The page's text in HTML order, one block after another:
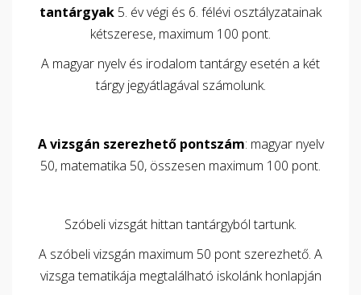
tantárgyak 5. év végi és 6. félévi osztályzatainak
kétszerese, maximum 100 pont.
A magyar nyelv és irodalom tantárgy esetén a két
tárgy jegyátlagával számolunk.
A vizsgán szerezhető pontszám: magyar nyelv
50, matematika 50, összesen maximum 100 pont.
Szóbeli vizsgát hittan tantárgyból tartunk.
A szóbeli vizsgán maximum 50 pont szerezhető. A
vizsga tematikája megtalálható iskolánk honlapján